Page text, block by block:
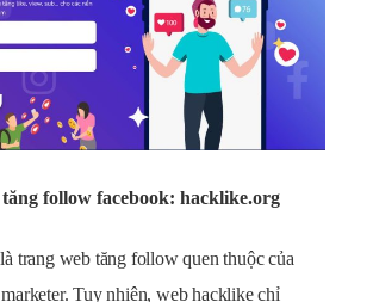
follow facebook: hacklike.org
trang web tăng follow quen thuộc của
Tuy nhiên, web hacklike chỉ